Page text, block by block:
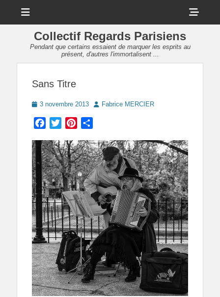
Collectif Regards Parisiens
Pendant que certains essaient de marquer les esprits au
présent, d'autres l'immortalisent ...
Sans Titre
Posted
3 novembre 2013 AuthorFabrice MERCIER
Facebook
TwitterPinterest